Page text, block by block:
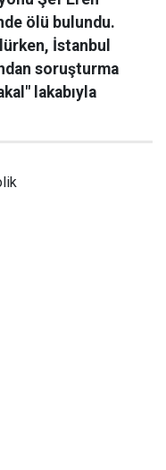
ölü bulundu.
İstanbul
soruşturma
lakabıyla